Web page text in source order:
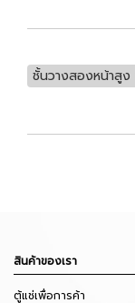
ชั้นวางสองหน้าสู
สินค้าของเรา
ตู้แช่เพื่อการค้า